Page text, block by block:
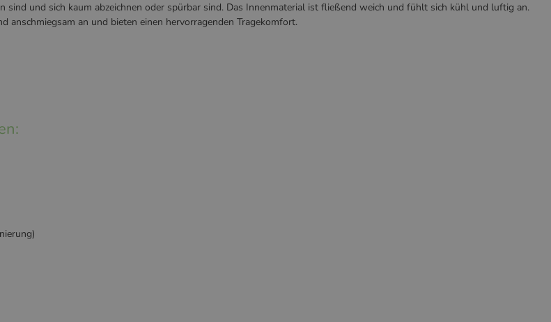
und sich kaum abzeichnen oder spürbar sind. Das Innenmaterial ist fließend weich und fühlt sich kühl und luftig an.
anschmiegsam an und bieten einen hervorragenden Tragekomfort.